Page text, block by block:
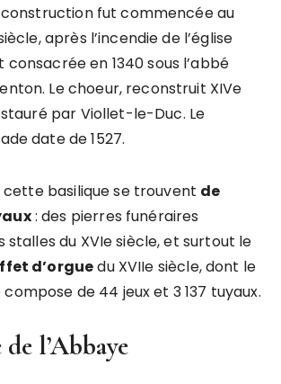
fut commencée au
après l’incendie de l’église
en 1340 sous l’abbé
Le choeur, reconstruit XIVe
par Viollet-le-Duc. Le
date de 1527.
cette basilique se trouvent de
: des pierres funéraires
stalles du XVIe siècle, et surtout le
d’orguedu XVIIe siècle, dont le
de 44 jeux et 3 137 tuyaux.
l’Abbaye